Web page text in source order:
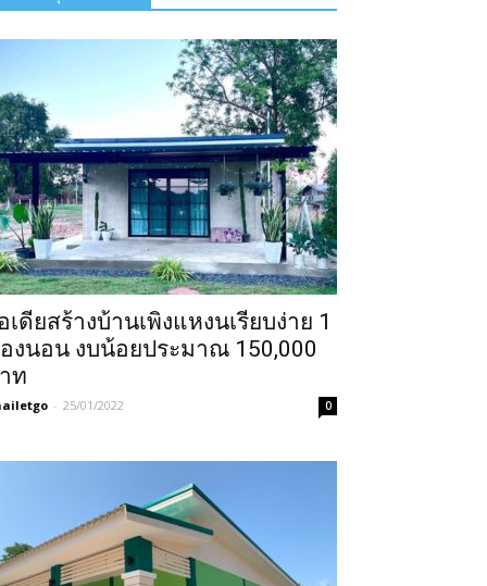
เดียสร้างบ้านเพิงแหงนเรียบง่าย 1
งนอน งบน้อยประมาณ 150,000
ท
- 25/01/2022 0